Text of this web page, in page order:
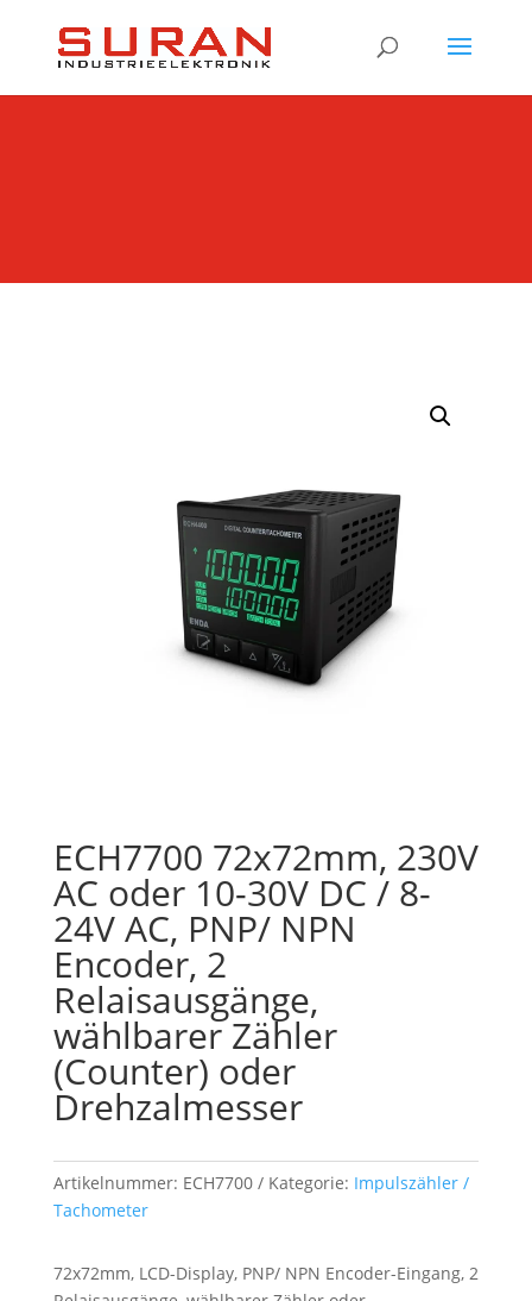
search
ECH7700 72x72mm, 230V
AC oder 10-30V DC / 8-
24V AC, PNP/ NPN
Encoder, 2
Relaisausgänge,
wählbarer Zähler
(Counter) oder
Drehzalmesser
Artikelnummer: ECH7700 Kategorie: Impulszähler /
Tachometer
72x72mm, LCD-Display, PNP/ NPN Encoder-Eingang, 2